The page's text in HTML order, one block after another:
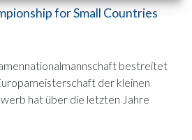
for Small Countries
bestreitet
der kleinen
hat über die letzten Jahre